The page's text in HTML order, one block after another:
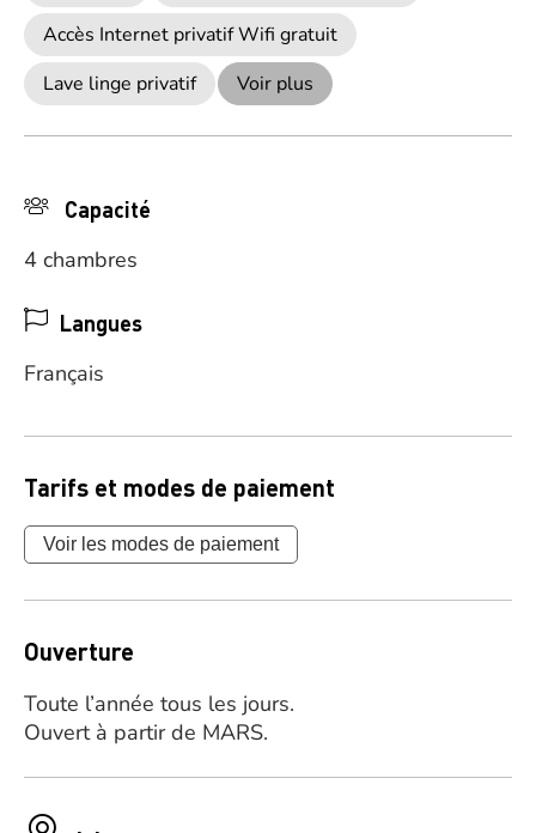
Accès Internet privatif Wifi gratuit
Lave linge privatif
Voir plus
Capacité
4 chambres
Langues
Français
Tarifs et modes de paiement
Voir les modes de paiement
Ouverture
Toute l’année tous les jours.
Ouvert à partir de MARS.